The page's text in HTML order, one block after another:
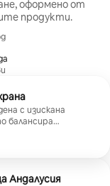
оформено от
продукти.
с изискана
балансира
като всяко ястие
Андалусия